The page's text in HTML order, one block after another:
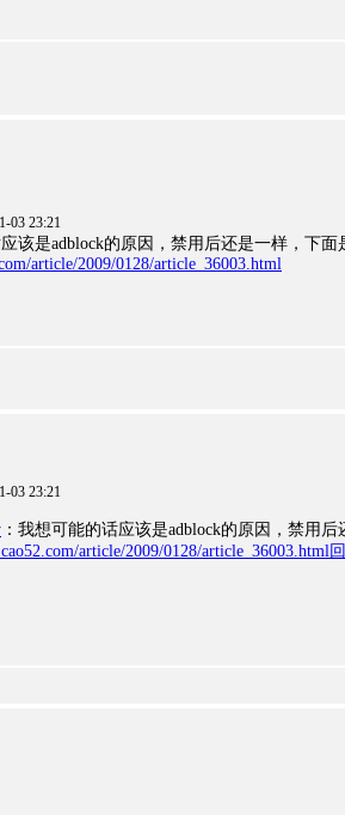
03 23:21
该是adblock的原因，禁用后还是一样，下面
article/2009/0128/article_36003.html
03 23:21
：我想可能的话应该是adblock的原因，禁用
article/2009/0128/article_36003.html